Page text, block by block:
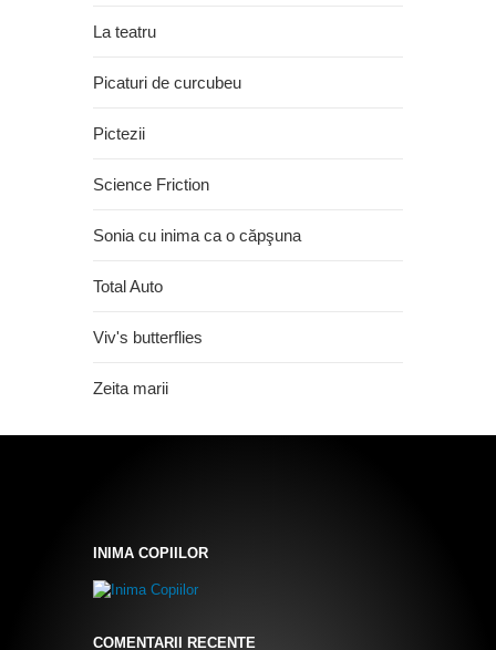
La teatru
Picaturi de curcubeu
Pictezii
Science Friction
Sonia cu inima ca o căpşuna
Total Auto
Viv's butterflies
Zeita marii
INIMA COPIILOR
COMENTARII RECENTE